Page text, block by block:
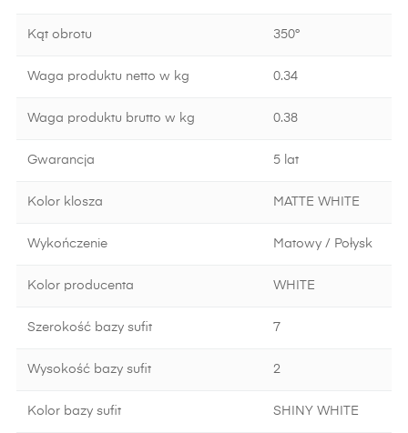
Kąt obrotu 350°
Waga produktu netto w kg 0.34
Waga produktu brutto w kg 0.38
Gwarancja 5 lat
Kolor klosza MATTE WHITE
Wykończenie Matowy / Połysk
Kolor producenta WHITE
Szerokość bazy sufit 7
Wysokość bazy sufit 2
Kolor bazy sufit SHINY WHITE